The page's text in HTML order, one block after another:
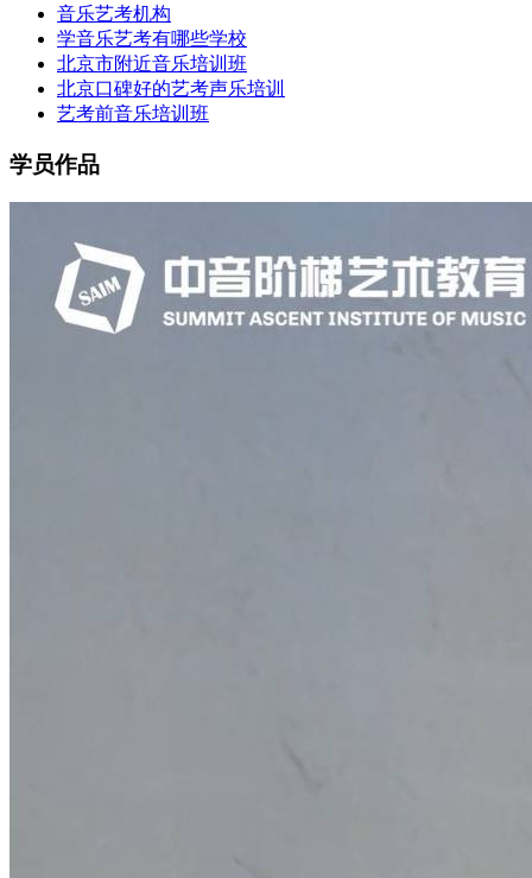
音乐艺考机构
学音乐艺考有哪些学校
北京市附近音乐培训班
北京口碑好的艺考声乐培训
艺考前音乐培训班
学员作品